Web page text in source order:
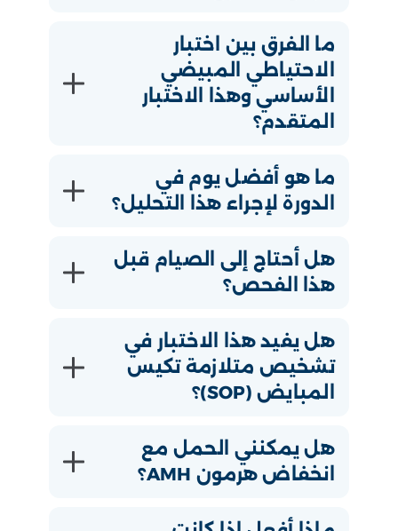
ما الفرق بين اختبار
الاحتياطي المبيضي
الأساسي وهذا الاختبار
المتقدم؟
ما هو أفضل يوم في
الدورة لإجراء هذا التحليل؟
هل أحتاج إلى الصيام قبل
هذا الفحص؟
هل يفيد هذا الاختبار في
تشخيص متلازمة تكيس
المبايض (SOP)؟
هل يمكنني الحمل مع
انخفاض هرمون AMH؟